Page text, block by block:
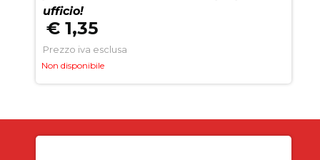
€ 1,35
Prezzo iva esclusa
Non disponibile
ufficio!